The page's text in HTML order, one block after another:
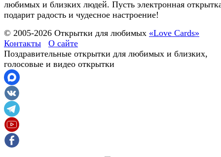
любимых и близких людей. Пусть электронная
подарит радость и чудесное настроение!
© 2005-2026 Открытки для любимых «Love Cards»
Контакты
О сайте
Поздравительные открытки для любимых и близких,
голосовые и видео открытки